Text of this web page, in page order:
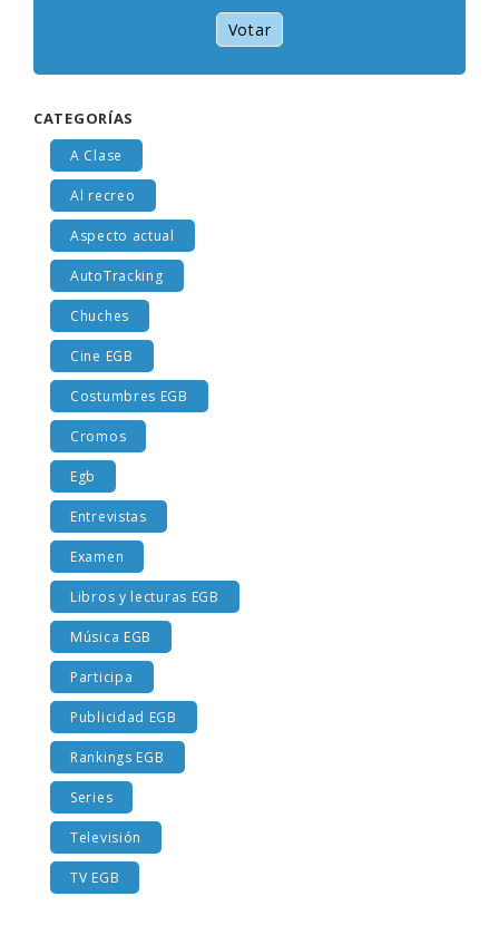
Votar
A Clase
Al recreo
Aspecto actual
AutoTracking
Chuches
Cine EGB
Costumbres EGB
Cromos
Egb
Entrevistas
Examen
Libros y lecturas EGB
Música EGB
Participa
Publicidad EGB
Rankings EGB
Series
Televisión
TV EGB